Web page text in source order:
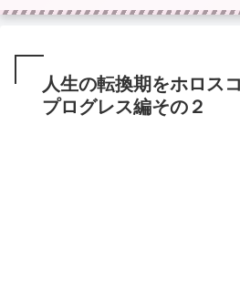
人生の転換期をホロス
プログレス編その２